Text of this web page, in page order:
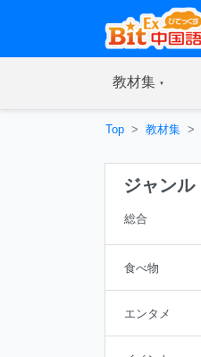
教材集(current)
Top 教材集
ジャンル
総合
食べ物
エンタメ